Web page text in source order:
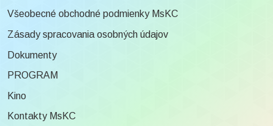
Všeobecné obchodné podmienky MsKC
Zásady spracovania osobných údajov
Dokumenty
PROGRAM
Kino
Kontakty MsKC